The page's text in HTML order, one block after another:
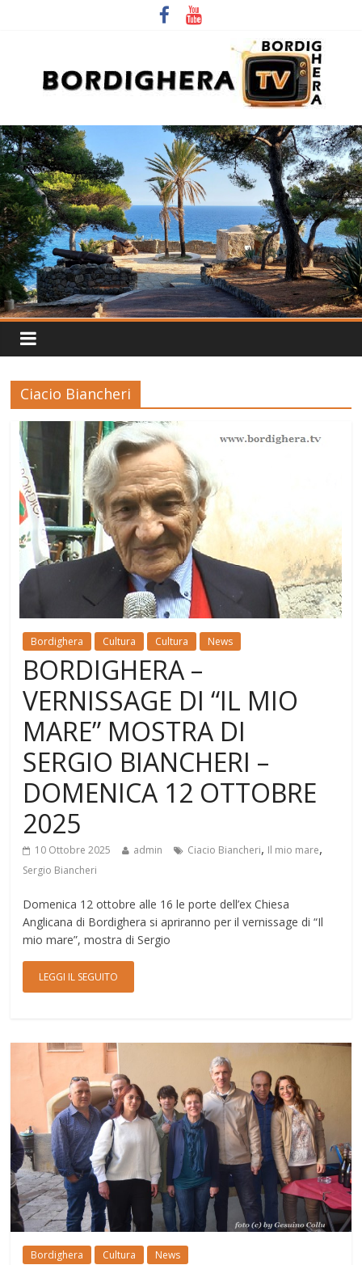
Ciacio Biancheri
Bordighera Cultura Cultura News
BORDIGHERA –
VERNISSAGE DI “IL MIO
MARE” MOSTRA DI
SERGIO BIANCHERI –
DOMENICA 12 OTTOBRE
2025
10 Ottobre 2025 admin Ciacio Biancheri, Il mio mare,
Sergio Biancheri
Domenica 12 ottobre alle 16 le porte dell’ex Chiesa
Anglicana di Bordighera si apriranno per il vernissage di “Il
mio mare”, mostra di Sergio
LEGGI IL SEGUITO
Bordighera Cultura News